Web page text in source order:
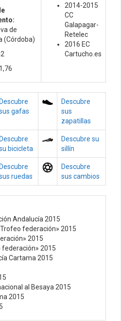
de
(Córdoba)
1,76
2014-2015
CC
Galapagar-
Retelec
2016 EC
Cartucho.es
Descubre
gafas
Descubre
sus
zapatillas
Descubre
bicicleta
Descubre su
sillín
Descubre
ruedas
Descubre
sus cambios
Andalucía 2015
federación» 2015
2015
2015
Cartama 2015
al Besaya 2015
2015